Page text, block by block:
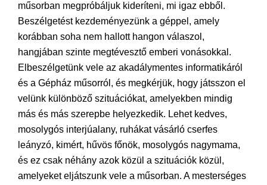
műsorban megpróbáljuk kideríteni, mi igaz ebből.
Beszélgetést kezdeményezünk a géppel, amely
korábban soha nem hallott hangon válaszol,
hangjában szinte megtévesztő emberi vonásokkal.
Elbeszélgetünk vele az akadálymentes informatikáról
és a Gépház műsorról, és megkérjük, hogy játsszon el
velünk különböző szituációkat, amelyekben mindig
más és más szerepbe helyezkedik. Lehet kedves,
mosolygós interjúalany, ruhákat vásárló cserfes
leányzó, kimért, hűvös főnök, mosolygós nagymama,
és ez csak néhány azok közül a szituációk közül,
amelyeket eljátszunk vele a műsorban. A mesterséges